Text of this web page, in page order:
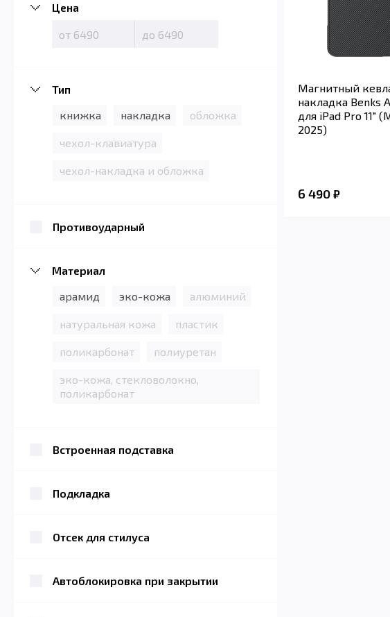
Цена
Тип
книжка
накладка обложка
чехол-клавиатура
чехол-накладка и обложка
Противоударный
Материал
арамид
эко-кожа алюминий
натуральная кожа пластик
поликарбонат полиуретан
эко-кожа, стекловолокно,
поликарбонат
Встроенная подставка
Подкладка
Отсек для стилуса
Автоблокировка при закрытии
Магнитный
накладка Benks
для iPad Pro 11"
2025)
6 490 ₽